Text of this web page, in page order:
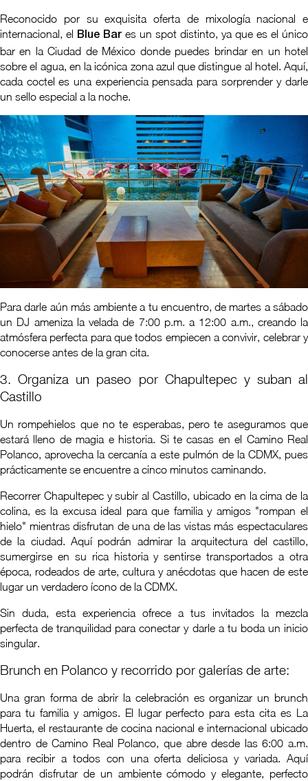
Reconocido por su exquisita oferta de mixología nacional e
internacional, el Blue Bar es un spot distinto, ya que es el único
bar en la Ciudad de México donde puedes brindar en un hotel
sobre el agua, en la icónica zona azul que distingue al hotel. Aquí,
cada coctel es una experiencia pensada para sorprender y darle
un sello especial a la noche.
Para darle aún más ambiente a tu encuentro, de martes a sábado
un DJ ameniza la velada de 7:00 p.m. a 12:00 a.m., creando la
atmósfera perfecta para que todos empiecen a convivir, celebrar y
conocerse antes de la gran cita.
3. Organiza un paseo por Chapultepec y suban al
Castillo
Un rompehielos que no te esperabas, pero te aseguramos que
estará lleno de magia e historia. Si te casas en el Camino Real
Polanco, aprovecha la cercanía a este pulmón de la CDMX, pues
prácticamente se encuentre a cinco minutos caminando.
Recorrer Chapultepec y subir al Castillo, ubicado en la cima de la
colina, es la excusa ideal para que familia y amigos "rompan el
hielo" mientras disfrutan de una de las vistas más espectaculares
de la ciudad. Aquí podrán admirar la arquitectura del castillo,
sumergirse en su rica historia y sentirse transportados a otra
época, rodeados de arte, cultura y anécdotas que hacen de este
lugar un verdadero ícono de la CDMX.
Sin duda, esta experiencia ofrece a tus invitados la mezcla
perfecta de tranquilidad para conectar y darle a tu boda un inicio
singular.
Brunch en Polanco y recorrido por galerías de arte:
Una gran forma de abrir la celebración es organizar un brunch
para tu familia y amigos. El lugar perfecto para esta cita es La
Huerta, el restaurante de cocina nacional e internacional ubicado
dentro de Camino Real Polanco, que abre desde las 6:00 a.m.
para recibir a todos con una oferta deliciosa y variada. Aquí
podrán disfrutar de un ambiente cómodo y elegante, perfecto